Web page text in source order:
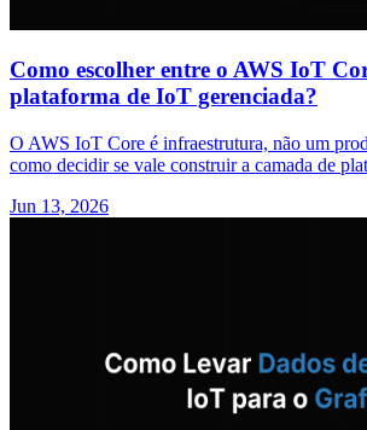
Como escolher entre o AWS IoT
plataforma de IoT gerenciada?
O AWS IoT Core é infraestrutura, não um
como decidir se vale construir a camada de
Jun 13, 2026